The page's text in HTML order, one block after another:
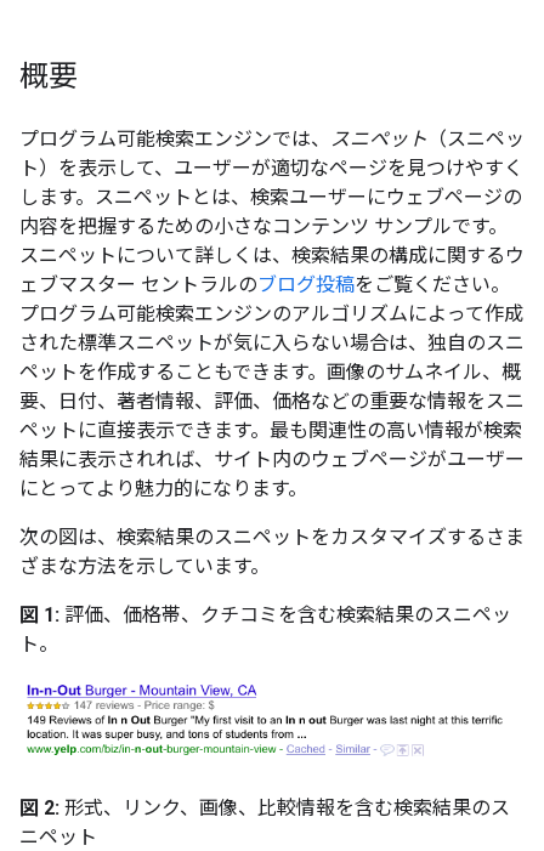
概要
プログラム可能検索エンジンでは、 スニペット （スニペッ
ト）を表示して、ユーザーが適切なページを見つけやすく
します。スニペットとは、検索ユーザーにウェブページの
内容を把握するための小さなコンテンツ サンプルです。
スニペットについて詳しくは、検索結果の構成に関するウ
ェブマスター セントラルのブログ投稿をご覧ください。
プログラム可能検索エンジンのアルゴリズムによって作成
された標準スニペットが気に入らない場合は、独自のスニ
ペットを作成することもできます。画像のサムネイル、概
要、日付、著者情報、評価、価格などの重要な情報をスニ
ペットに直接表示できます。最も関連性の高い情報が検索
結果に表示されれば、サイト内のウェブページがユーザー
にとってより魅力的になります。
次の図は、検索結果のスニペットをカスタマイズするさま
ざまな方法を示しています。
図 1: 評価、価格帯、クチコミを含む検索結果のスニペッ
ト。
図 2: 形式、リンク、画像、比較情報を含む検索結果のス
ニペット